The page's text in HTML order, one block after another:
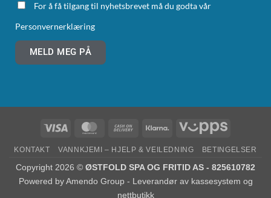
For å få tilgang til nyhetsbrevet må du godta vår
Personvernerklæring
MELD MEG PÅ
KONTAKT VANNKJEMI – HJELP & VEILEDNING BETINGELSER
Copyright 2026 © ØSTFOLD SPA OG FRITID AS - 825610782
Powered byAmendo Group - Leverandør av kassesystem og
nettbutikk